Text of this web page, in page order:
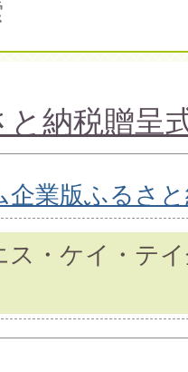
納税贈呈
企業版ふるさ
ス・ケイ・テ